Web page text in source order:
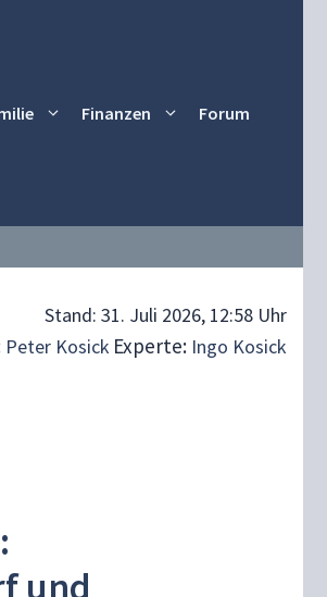
Finanzen Forum
Stand: 31. Juli 2026, 12:58 Uhr
Peter Kosick Experte: Ingo Kosick
und